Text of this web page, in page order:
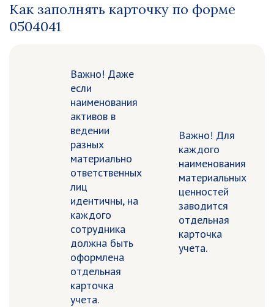
Как заполнять карточку по форме
0504041
Важно! Даже
если
наименования
активов в
ведении
разных
материально
ответственных
лиц
идентичны, на
каждого
сотрудника
должна быть
оформлена
отдельная
карточка
учета.
Важно! Для
каждого
наименования
материальных
ценностей
заводится
отдельная
карточка
учета.